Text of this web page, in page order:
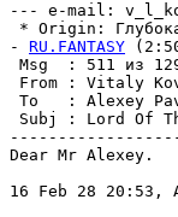
--- e-mail:
* Origin:
- RU.FANTASY
Msg  :
From : Vitaly
To   : Alexey
Subj :
Dear Mr Alexey.
16 Feb 28 20:53,